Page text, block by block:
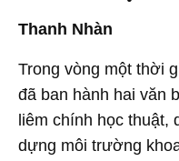
Thanh Nhàn
Trong vòng một thời
đã ban hành hai văn
liêm chính học
dựng môi trường